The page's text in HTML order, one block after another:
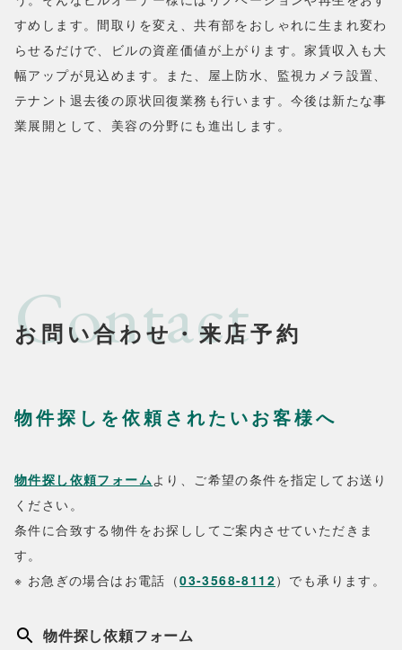
すめします。間取りを変え、共有部をおしゃれに生まれ変わ
らせるだけで、ビルの資産価値が上がります。家賃収入も大
幅アップが見込めます。また、屋上防水、監視カメラ設置、
テナント退去後の原状回復業務も行います。今後は新たな事
業展開として、美容の分野にも進出します。
お問い合わせ・来店予約
Contact
物件探しを依頼されたいお客様へ
物件探し依頼フォーム より、ご希望の条件を指定してお送り
ください。
条件に合致する物件をお探ししてご案内させていただきま
す。
※ お急ぎの場合はお電話（03-3568-8112）でも承ります。
物件探し依頼フォーム